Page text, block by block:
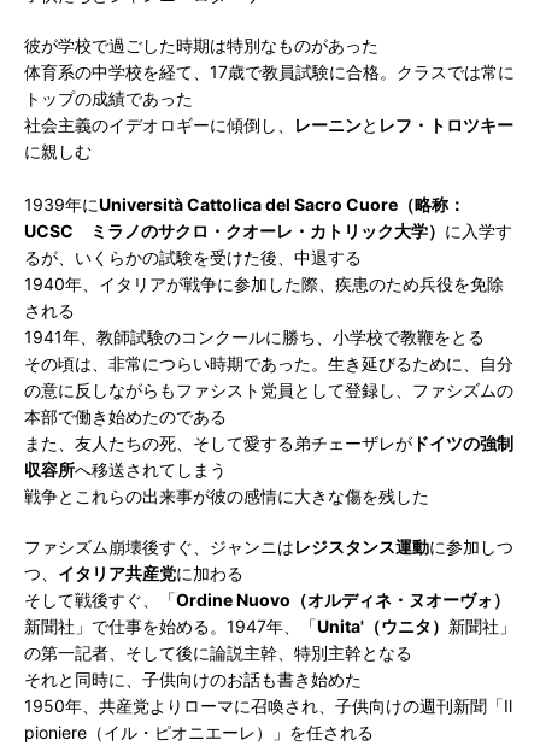
彼が学校で過ごした時期は特別なものがあった
体育系の中学校を経て、17歳で教員試験に合格。クラスでは常に
トップの成績であった
社会主義のイデオロギーに傾倒し、
レーニンと レフ・トロツキー
に親しむ
1939年にUniversità Cattolica del Sacro Cuore（略称：
UCSC ミラノのサクロ・クオーレ・カトリック大学） に入学す
るが、いくらかの試験を受けた後、中退する
1940年、イタリアが戦争に参加した際、疾患のため兵役を免除
される
1941年、教師試験のコンクールに勝ち、小学校で教鞭をとる
その頃は、非常につらい時期であった。生き延びるために、自分
の意に反しながらもファシスト党員として登録し、ファシズムの
本部で働き始めたのである
また、友人たちの死、そして愛する弟チェーザレが ドイツの強制
収容所へ移送されてしまう
戦争とこれらの出来事が彼の感情に大きな傷を残した
ファシズム崩壊後すぐ、ジャンニはレジスタンス運動に参加しつ
つ、 イタリア共産党に加わる
そして戦後すぐ、「Ordine Nuovo（オルディネ・ヌオーヴォ）
新聞社」で仕事を始める。1947年、「Unita'（ウニタ） 新聞社」
の第一記者、そして後に論説主幹、特別主幹となる
それと同時に、子供向けのお話も書き始めた
1950年、共産党よりローマに召喚され、子供向けの週刊新聞「Il
pioniere（イル・ピオニエーレ）」を任される